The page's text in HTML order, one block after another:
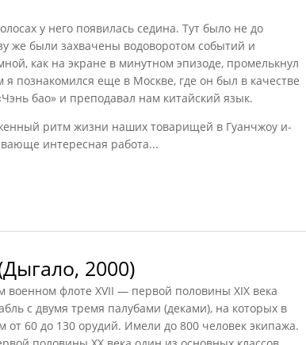
у него появилась седина. Тут было не до
же были захвачены водоворотом событий и
как на экране в минутном эпизоде, промелькнул
познакомился еще в Москве, где он был в качестве
бао» и преподавал нам китайский язык.
ритм жизни наших товарищей в Гуанчжоу и-
интересная работа...
2000)
флоте XVII — первой половины XIX века
с двумя тремя палубами (деками), на которых в
60 до 130 орудий. Имели до 800 человек экипажа.